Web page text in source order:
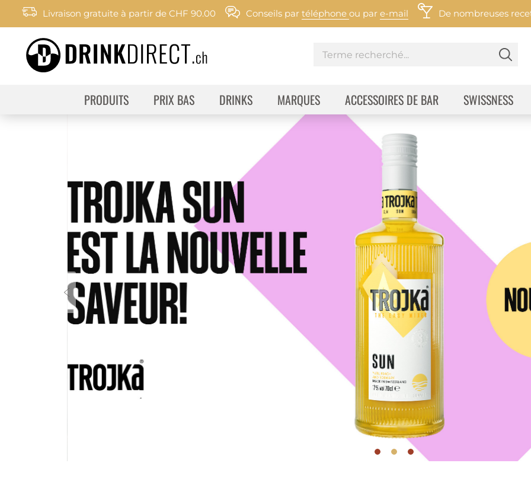
Livraison gratuite à partir de CHF 90.00 Conseils par téléphone ou par e-mail De nombreuses
PRODUITS PRIX BAS DRINKS MARQUES ACCESSOIRES DE BAR SWISSNESS